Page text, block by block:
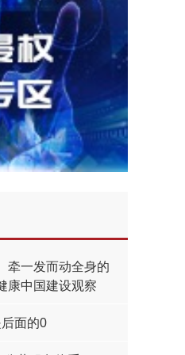
牵一发而动全身的
康中国建设观察
面的0